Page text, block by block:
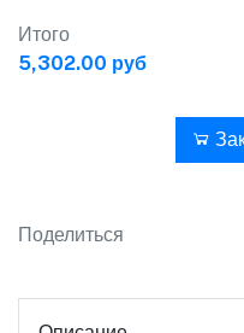
Итого
5,302.00 руб
Поделиться